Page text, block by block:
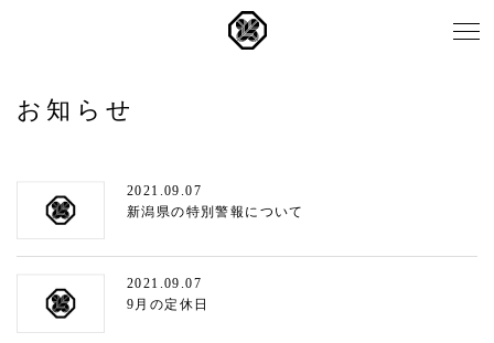
お知らせ
2021.09.07
新潟県の特別警報について
2021.09.07
9月の定休日